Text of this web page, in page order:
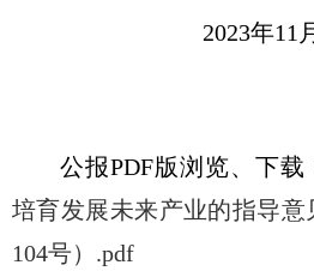
2023年11
公报PDF版浏览、下载
培育发展未来产业的指导意
104号）.pdf